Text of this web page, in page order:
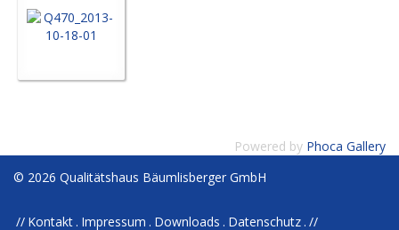
Powered by Phoca Gallery
© 2026 Qualitätshaus Bäumlisberger GmbH
Kontakt Impressum Downloads Datenschutz //